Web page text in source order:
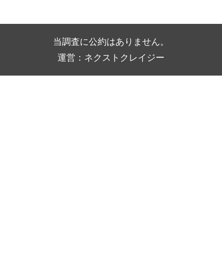
当調査に公約はありません。
運営：ネクストクレイジー